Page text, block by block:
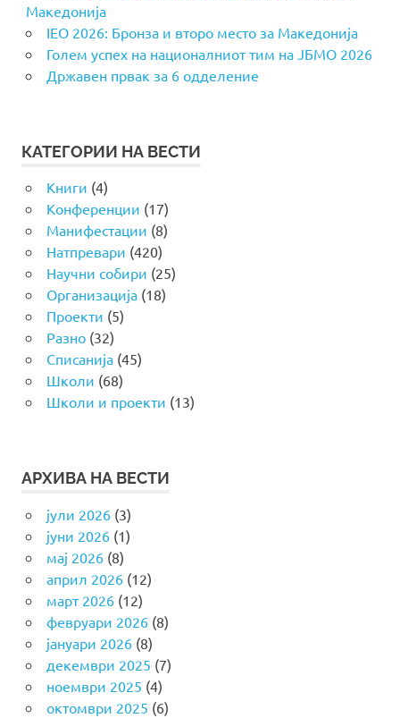
Македонија
IEO 2026: Бронза и второ место за Македонија
Голем успех на националниот тим на ЈБМО 2026
Државен првак за 6 одделение
КАТЕГОРИИ НА ВЕСТИ
Книги (4)
Конференции (17)
Манифестации (8)
Натпревари (420)
Научни собири (25)
Организација(18)
Проекти (5)
Разно(32)
Списанија(45)
Школи (68)
Школи и проекти (13)
АРХИВА НА ВЕСТИ
јули 2026(3)
јуни 2026(1)
мај 2026(8)
април 2026(12)
март 2026(12)
февруари 2026(8)
јануари 2026(8)
декември 2025 (7)
ноември 2025 (4)
октомври 2025 (6)